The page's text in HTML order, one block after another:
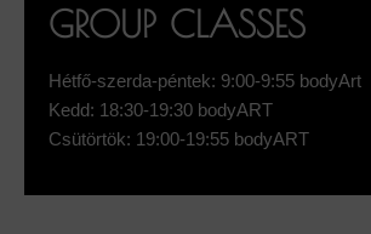
GROUP CLASSES
Hétfő-szerda-péntek: 9:00-9:55 bodyArt
Kedd: 18:30-19:30 bodyART
Csütörtök: 19:00-19:55 bodyART